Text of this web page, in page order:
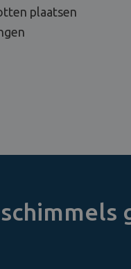
plaatsen